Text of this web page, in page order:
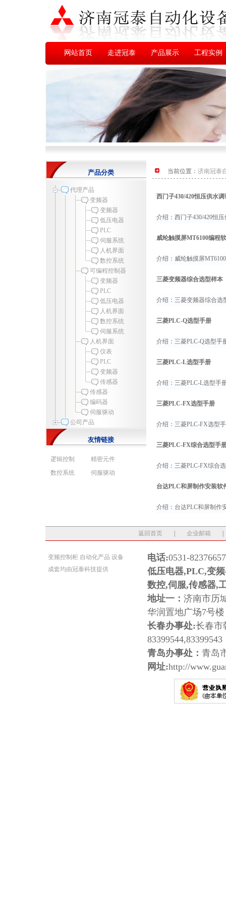
网站首页 走进冠泰 产品展示 工程实例
产品分类
代理产品
变频器
变频器
低压电器
PLC
伺服系统
人机界面
数控系统
可编程控制器
变频器
PLC
低压电器
人机界面
数控系统
伺服系统
人机界面
仪表
PLC
变频器
传感器
传感器
编码器
伺服驱动
公司产品
友情链接
逻辑控制
精密元件
数控系统
伺服驱动
当前位置： 济南冠泰
西门子430/420恒压供水
介绍：西门子430/420恒
威纶触摸屏MT6100编程
介绍：威纶触摸屏
三菱变频器综合选型样本
介绍：三菱变频器综合选
三菱PLC-Q选型手册
介绍：三菱PLC-Q选型手
三菱PLC-L选型手册
介绍：三菱PLC-L选型手
三菱PLC-FX选型手册
介绍：三菱PLC-FX选型
三菱PLC-FX综合选型手
介绍：三菱PLC-FX综合
台达PLC和屏制作安装软
介绍：台达PLC和屏制作
返回首页 企业邮箱
变频控制柜 自动化产品 设备
成套均由冠泰科技提供
电话:0531-
低压电器,PLC,变
数控,伺服,传感器,
地址一： 济南市历
华润置地广场7号
长春办事处:长春市
83399544,83399543
青岛办事处： 青岛
网址:http://